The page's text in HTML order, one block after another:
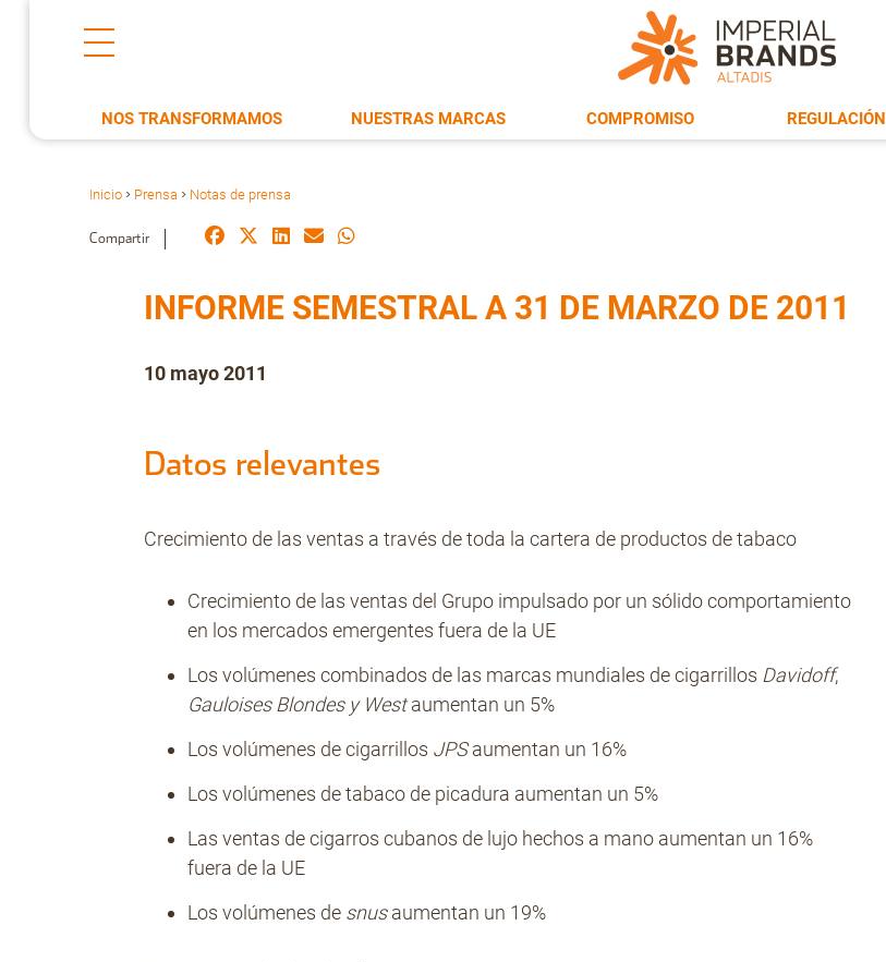
NOS TRANSFORMAMOS NUESTRAS MARCAS COMPROMISO REGULACIÓN
Inicio > Prensa > Notas de prensa
Compartir
INFORME SEMESTRAL A 31 DE MARZO DE 2011
10 mayo 2011
Datos relevantes
Crecimiento de las ventas a través de toda la cartera de productos de tabaco
Crecimiento de las ventas del Grupo impulsado por un sólido comportamiento
en los mercados emergentes fuera de la UE
Los volúmenes combinados de las marcas mundiales de cigarrillos Davidoff,
Gauloises Blondes y Westaumentan un 5%
Los volúmenes de cigarrillos JPSaumentan un 16%
Los volúmenes de tabaco de picadura aumentan un 5%
Las ventas de cigarros cubanos de lujo hechos a mano aumentan un 16%
fuera de la UE
Los volúmenes de snusaumentan un 19%